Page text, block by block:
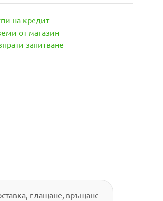
на кредит
от магазин
запитване
плащане, връщане